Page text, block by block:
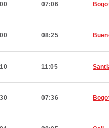
07:06
08:25
11:05
07:36